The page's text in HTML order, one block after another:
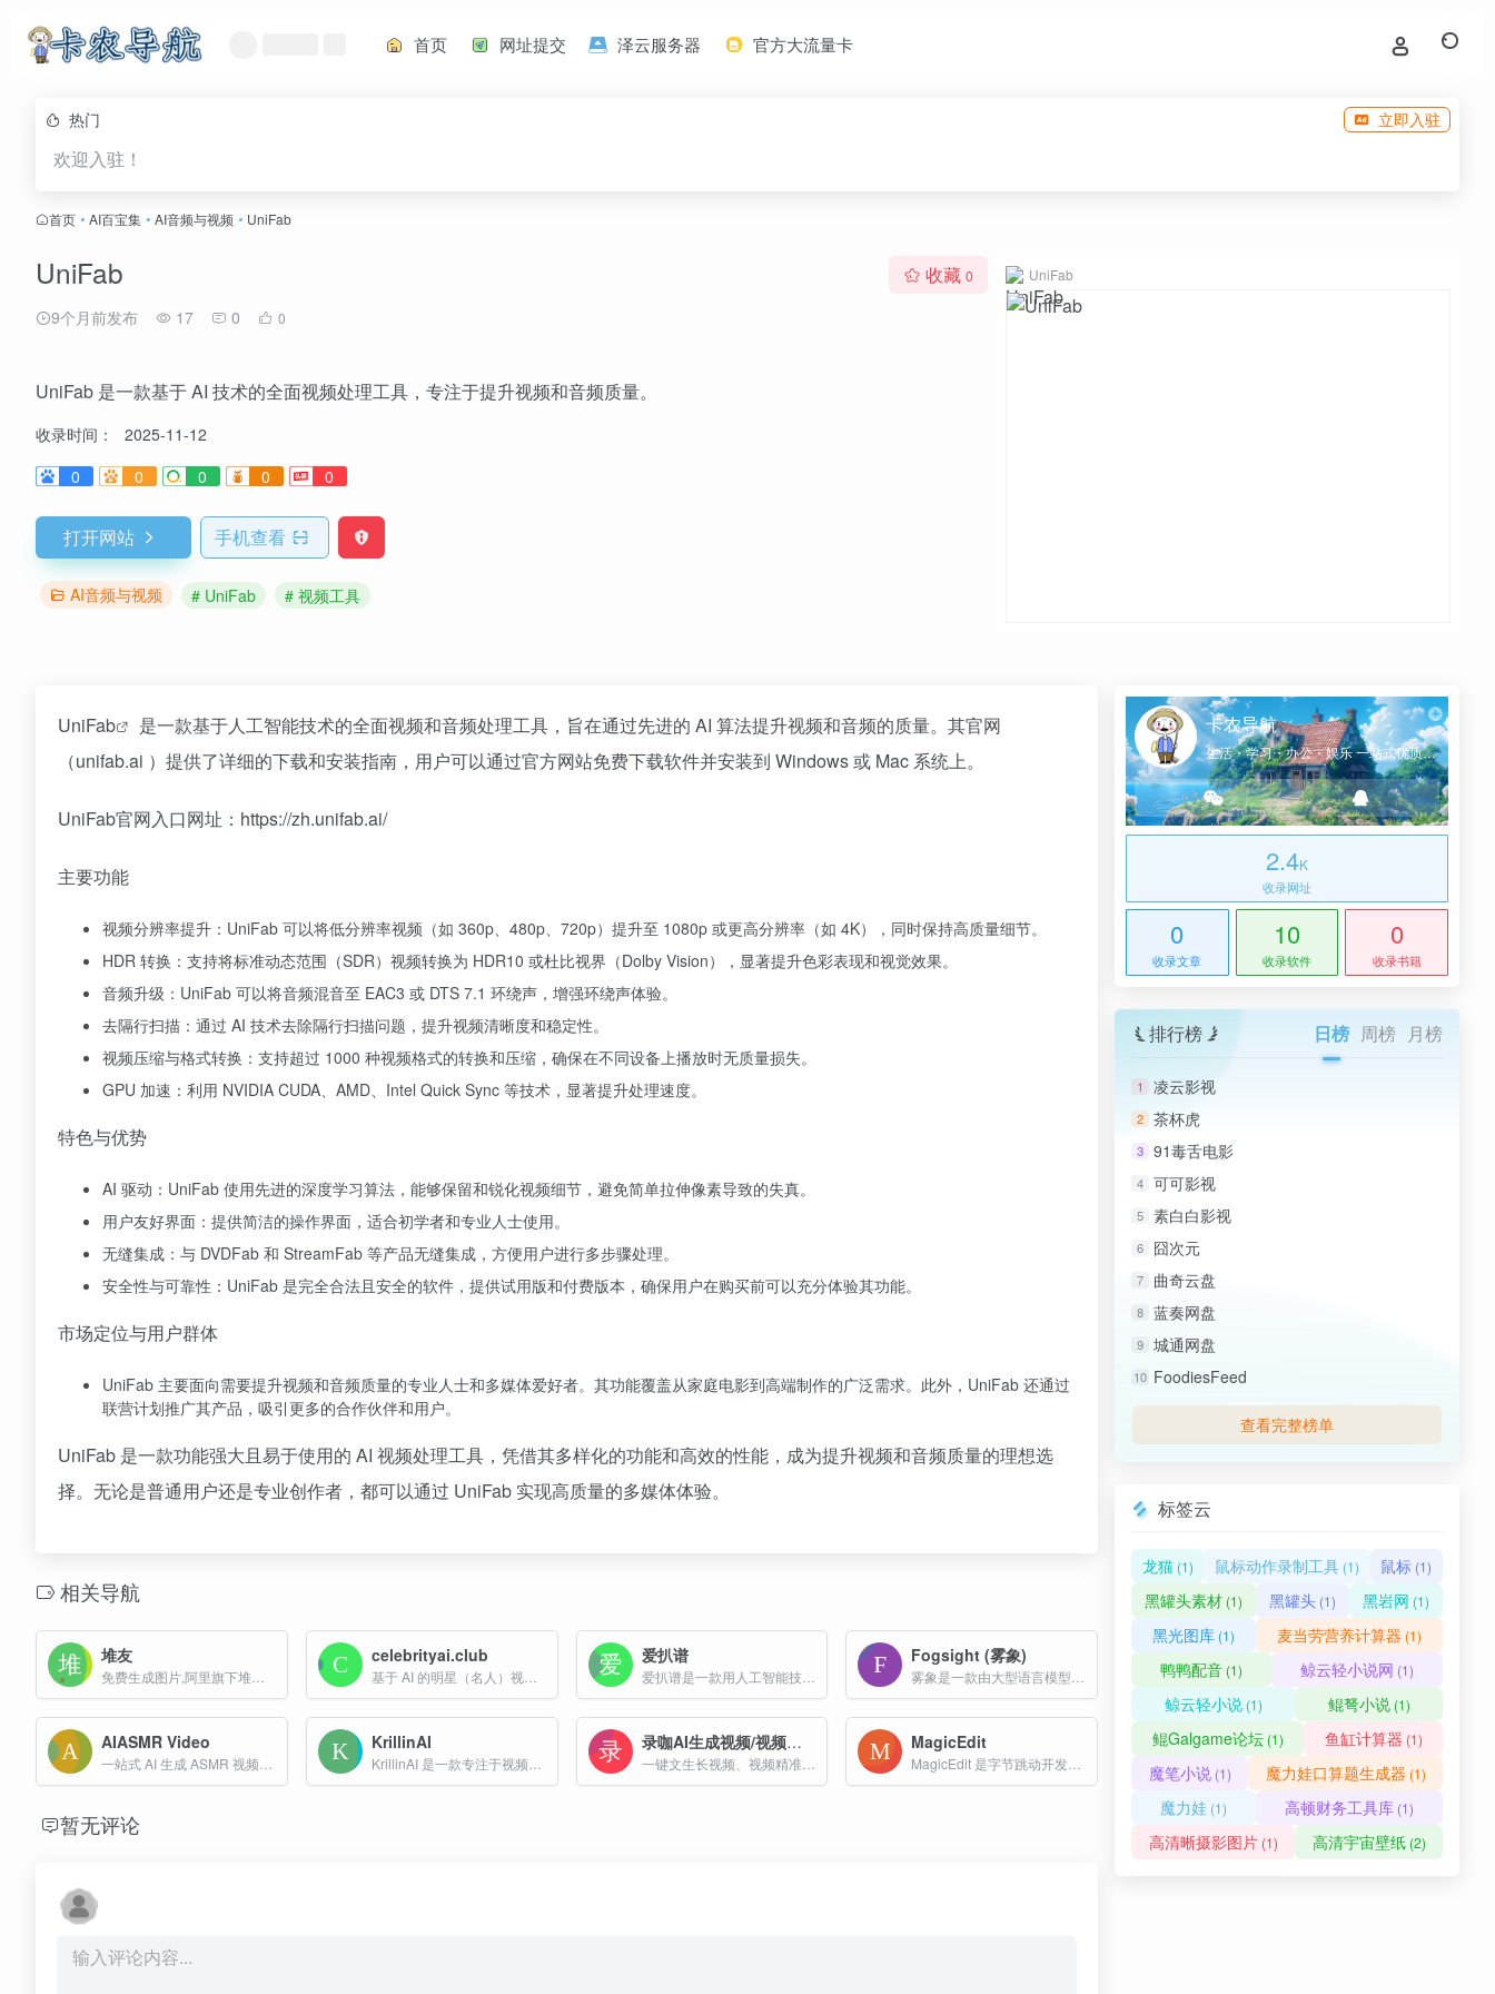
首页 网址提交 泽云服务器 官方大流量卡
热门 立即入驻
欢迎入驻！
首页 • AI百宝集 • AI音频与视频 • UniFab
UniFab
9个月前发布 17 0 0
收藏 0
UniFab 是一款基于 AI 技术的全面视频处理工具，专注于提升视频和音频质量。
收录时间：
2025-11-12
0
0 0 0 0
打开网站 手机查看
AI音频与视频 # UniFab # 视频工具
UniFab
UniFab
是一款基于人工智能技术的全面视频和音频处理工具，旨在通过先进的 AI 算法提升视频和音频的质量。其官网
（unifab.ai ）提供了详细的下载和安装指南，用户可以通过官方网站免费下载软件并安装到 Windows 或 Mac 系统上。
UniFab官网入口网址：https://zh.unifab.ai/
主要功能
视频分辨率提升：UniFab 可以将低分辨率视频（如 360p、480p、720p）提升至 1080p 或更高分辨率（如 4K），同时保持高质量细节。
HDR 转换：支持将标准动态范围（SDR）视频转换为 HDR10 或杜比视界（Dolby Vision），显著提升色彩表现和视觉效果。
音频升级：UniFab 可以将音频混音至 EAC3 或 DTS 7.1 环绕声，增强环绕声体验。
去隔行扫描：通过 AI 技术去除隔行扫描问题，提升视频清晰度和稳定性。
视频压缩与格式转换：支持超过 1000 种视频格式的转换和压缩，确保在不同设备上播放时无质量损失。
GPU 加速：利用 NVIDIA CUDA、AMD、Intel Quick Sync 等技术，显著提升处理速度。
特色与优势
AI 驱动：UniFab 使用先进的深度学习算法，能够保留和锐化视频细节，避免简单拉伸像素导致的失真。
用户友好界面：提供简洁的操作界面，适合初学者和专业人士使用。
无缝集成：与 DVDFab 和 StreamFab 等产品无缝集成，方便用户进行多步骤处理。
安全性与可靠性：UniFab 是完全合法且安全的软件，提供试用版和付费版本，确保用户在购买前可以充分体验其功能。
市场定位与用户群体
UniFab 主要面向需要提升视频和音频质量的专业人士和多媒体爱好者。其功能覆盖从家庭电影到高端制作的广泛需求。此外，UniFab 还通过
联营计划推广其产品，吸引更多的合作伙伴和用户。
UniFab 是一款功能强大且易于使用的 AI 视频处理工具，凭借其多样化的功能和高效的性能，成为提升视频和音频质量的理想选
择。无论是普通用户还是专业创作者，都可以通过 UniFab 实现高质量的多媒体体验。
相关导航
堆友 celebrityai.club
基于 AI 的明星（名人）视频与语音生成平台。用户只需选择想要的明星、设定使用场景并输入文字，即可在几秒钟内生成高清、逼真的名人视频或语音片段。
爱扒谱 Fogsight (雾象)
AIASMR Video KrillinAI 录咖AI生成视频/视频翻译
一键文生长视频、视频精准翻译99种语言！视频字幕与配音同步生成，文字生成长达1分钟视频，细节真实，画质高清，新手适用，无广，在线即可使用！
MagicEdit
暂无评论
卡农导航
生活・学习・办公・娱乐 一站式优质网址导航
2.4K
收录网址
0
收录文章
10
收录软件
0
收录书籍
排行榜 日榜 周榜 月榜
1 凌云影视
2 茶杯虎
3 91毒舌电影
4 可可影视
5 素白白影视
6 囧次元
7 曲奇云盘
8 蓝奏网盘
9 城通网盘
10 FoodiesFeed
查看完整榜单
标签云
龙猫(1) 鼠标动作录制工具(1) 鼠标 (1)
黑罐头素材 (1) 黑罐头 (1) 黑岩网 (1)
黑光图库 (1) 麦当劳营养计算器 (1)
鸭鸭配音 (1) 鲸云轻小说网 (1)
鲸云轻小说(1) 鲲弩小说(1)
鲲Galgame论坛(1) 鱼缸计算器 (1)
魔笔小说(1) 魔力娃口算题生成器 (1)
魔力娃 (1) 高顿财务工具库 (1)
高清晰摄影图片(1) 高清宇宙壁纸(2)